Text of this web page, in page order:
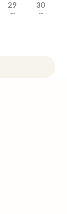
29
---
30
---